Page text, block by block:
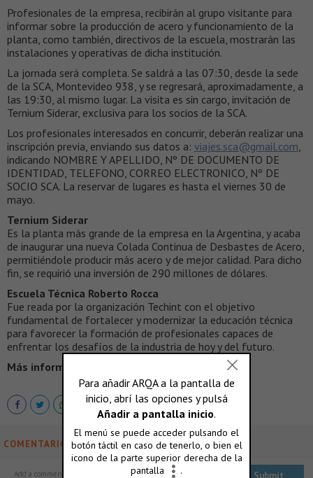
Profesionales de la empresa, recibirán al grupo visitante para
informar sobre la producción de acero y funcionamiento de la
planta, como también, directivos de la escuela, mostrarán las
instalaciones y operativas de dicha institución.
La jornada será completa. Se saldrá a las 07:30, desde la sede
de la SCA, Montevideo 938, y se regresará, aproximadamente, a
las 19:30, al mismo lugar. La visita es sin cargo, invitación de
Ternium Siderar, exclusiva para los socios de la SCA.
Los profesionales interesados en concurrir, deberán realizar una
inscripción previa, enviando sus datos a: viajes.sca@gmail.com
indicando NOMBRE Y APELLIDO, Nº DE DOCUMENTO DE
IDENTIDAD, TELEFONO, CORREO ELECTRONICO, Nº DE
SOCIO SCA. La reservar de lugares es hasta el viernes 30 de
mayo.
Ternium Siderar
Es la planta más grande de la empresa en la Argentina, y acaba
de inaugurar una nueva Colada Continua de Desbastes de Acero,
permitiéndole producir más acero y de mejor calidad. Para dicho
fin, se requirió una inversión de 290 millones de dólares.
Escuela Técnica Roberto Rocca
Fue reada por la organización Techint con el objetivo
fundamental de fortalecer y modernizar la educación técnica
para favorecer la formación de profesionales capaces de
enfrentar los desafíos de la industria de hoy y del futuro.
Más información >
COMENTARIOS